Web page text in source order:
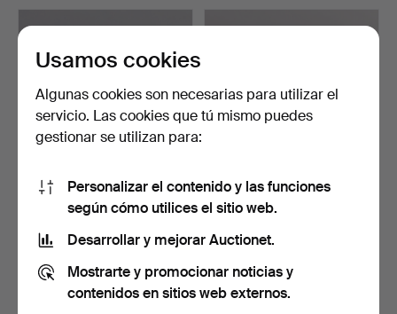
FUSILES SLAG LOCK, siglo
Subastado 22 oct 2025
211 USD
Un rifle Tower Lock,
Subastado 27 ago 2025
284 USD
Usamos cookies
Algunas cookies son necesarias para utilizar el
servicio. Las cookies que tú mismo puedes
gestionar se utilizan para:
Personalizar el contenido y las funciones
según cómo utilices el sitio web.
Desarrollar y mejorar Auctionet.
Mostrarte y promocionar noticias y
contenidos en sitios web externos.